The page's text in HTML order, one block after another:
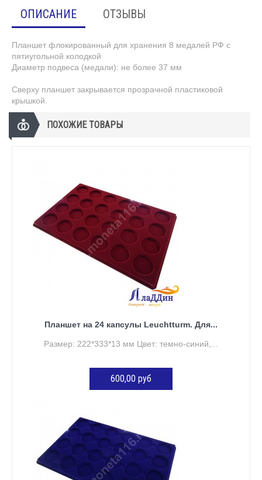
ОПИСАНИЕ ОТЗЫВЫ
Планшет флокированный для хранения 8 медалей РФ с
пятиугольной колодкой
Диаметр подвеса (медали): не более 37 мм
Сверху планшет закрывается прозрачной пластиковой
крышкой.
ПОХОЖИЕ ТОВАРЫ
Планшет на 24 капсулы Leuchtturm. Для...
Размер: 222*333*13 мм Цвет: темно-синий,...
600,00 руб